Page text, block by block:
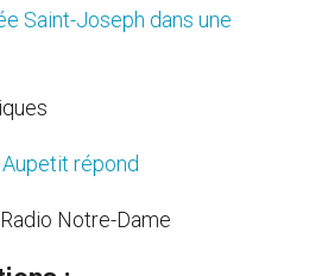
Saint-Joseph dans une
répond
Notre-Dame